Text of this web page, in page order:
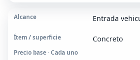
Entrada
Concreto
Precio base · Cada uno